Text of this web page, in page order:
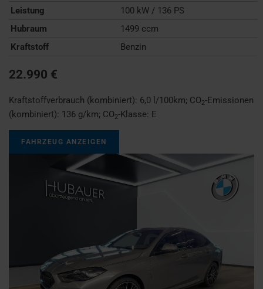
Leistung
100 kW / 136 PS
Hubraum
1499 ccm
Kraftstoff
Benzin
22.990 €
Kraftstoffverbrauch (kombiniert): 6,0 l/100km; CO2-Emissionen
(kombiniert): 136 g/km; CO2-Klasse: E
FAHRZEUG ANZEIGEN